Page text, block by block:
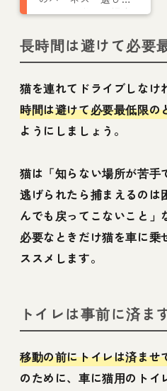
のほか、嫌がる場合
れな商品も紹介
長時間は避けて必要
猫を連れてドライブしなけ
時間は避けて必要最低限の
ようにしましょう。
猫は「知らない場所が苦手
逃げられたら捕まえるのは
んでも戻ってこないこと」
必要なときだけ猫を車に乗
ススメします。
トイレは事前に済ま
移動の前にトイレは済ませ
のために、車に猫用のトイ